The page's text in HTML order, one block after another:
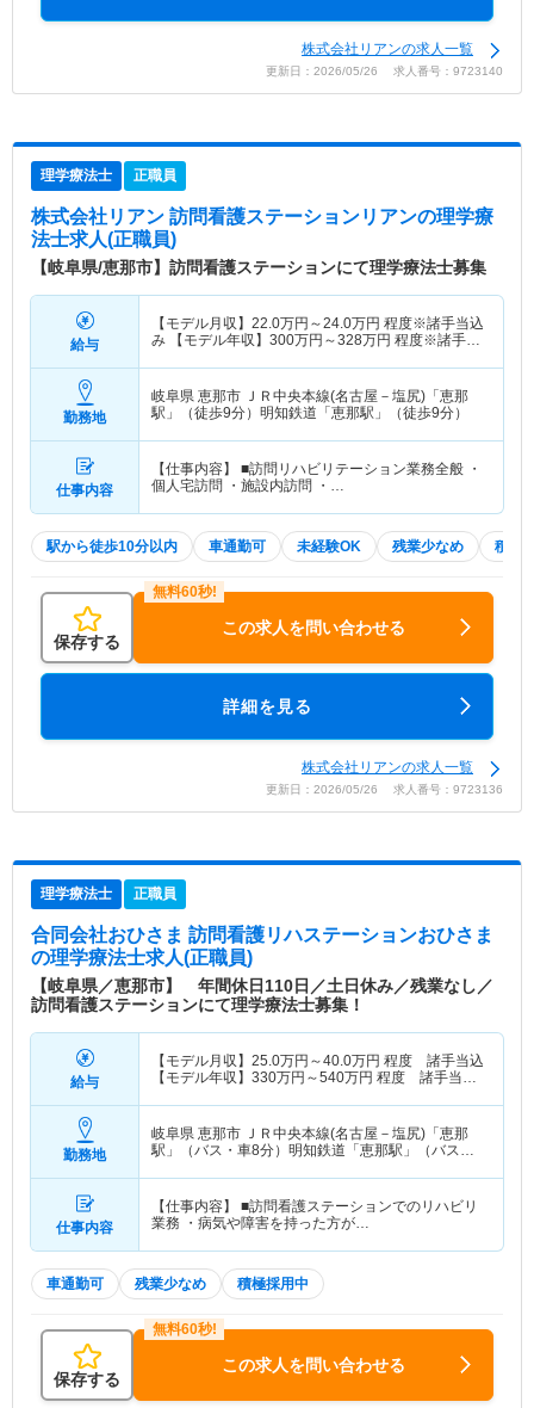
株式会社リアンの求人一覧
更新日：2026/05/26 求人番号：9723140
理学療法士 正職員
株式会社リアン 訪問看護ステーションリアンの理学療
法士求人(正職員)
【岐阜県/恵那市】訪問看護ステーションにて理学療法士募集
給与
【モデル月収】 22.0万円～24.0万円 程度※諸手当込
み 【モデル年収】 300万円～328万円 程度※諸手当
勤務地
岐阜県 恵那市 ＪＲ中央本線(名古屋－塩尻)「恵那
駅」（徒歩9分）明知鉄道「恵那駅」（徒歩9分）
仕事内容
【仕事内容】 ■訪問リハビリテーション業務全般 ・
個人宅訪問 ・施設内訪問 ・…
駅から徒歩10分以内 車通勤可 未経験OK 残業少なめ 積極
保存する
この求人を問い合わせる
詳細を見る
株式会社リアンの求人一覧
更新日：2026/05/26 求人番号：9723136
理学療法士 正職員
合同会社おひさま 訪問看護リハステーションおひさま
の理学療法士求人(正職員)
【岐阜県／恵那市】 年間休日110日／土日休み／残業なし／
訪問看護ステーションにて理学療法士募集！
給与
【モデル月収】 25.0万円～40.0万円 程度 諸手当込
【モデル年収】 330万円～540万円 程度 諸手当・
勤務地
岐阜県 恵那市 ＪＲ中央本線(名古屋－塩尻)「恵那
駅」（バス・車8分）明知鉄道「恵那駅」（バス・
仕事内容
【仕事内容】 ■訪問看護ステーションでのリハビリ
業務 ・病気や障害を持った方が…
車通勤可 残業少なめ 積極採用中
保存する
この求人を問い合わせる